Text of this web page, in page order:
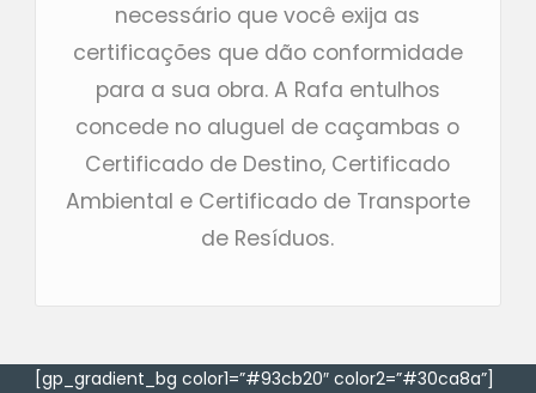
necessário que você exija as
certificações que dão conformidade
para a sua obra. A Rafa entulhos
concede no aluguel de caçambas o
Certificado de Destino, Certificado
Ambiental e Certificado de Transporte
de Resíduos.
[gp_gradient_bg color1=”#93cb20″ color2=”#30ca8a”]